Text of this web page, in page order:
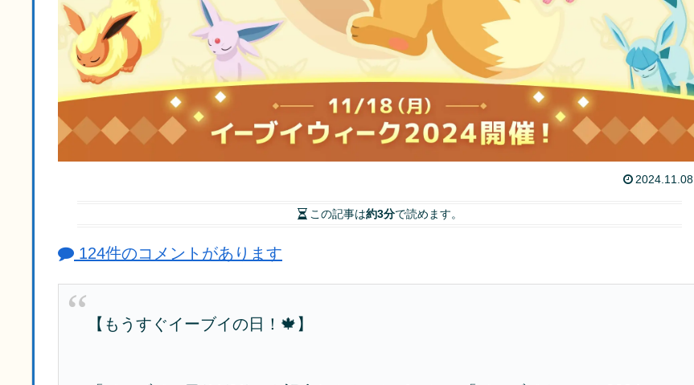
2024.11.08
この記事は約3分で読めます。
124件のコメントがあります
【もうすぐイーブイの日！🍁】